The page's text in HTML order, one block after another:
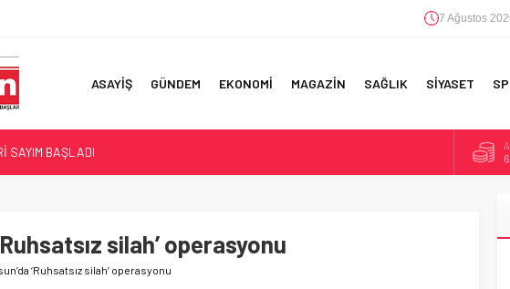
7 Ağustos
ASAYİŞ GÜNDEM EKONOMİ MAGAZİN SAĞLIK SİYASET
SAYIM BAŞLADI
HEDEF 5’İNCİLİK!
FINDIK FİYATI!
SEÇERKEN YAPILAN EN BÜYÜK HATALAR
silah’ operasyonu
‘Ruhsatsız silah’ operasyonu